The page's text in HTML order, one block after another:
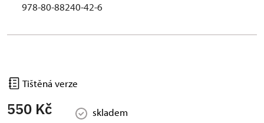
978-80-88240-42-6
Tištěná verze
550 Kč skladem